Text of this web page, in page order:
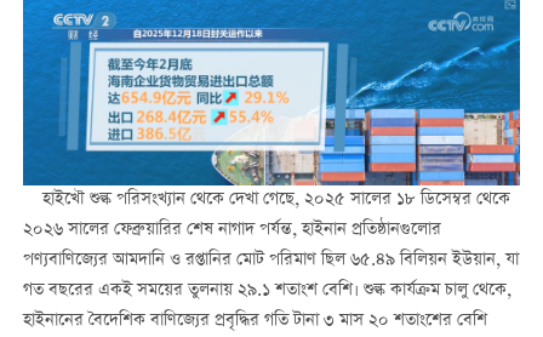
হাইখৌ শুল্ক পরিসংখ্যান থেকে দেখা গেছে, ২০২৫ সালের ১৮ ডিসেম্বর থেকে
২০২৬ সালের ফেব্রুয়ারির শেষ নাগাদ পর্যন্ত, হাইনান প্রতিষ্ঠানগুলোর
পণ্যবাণিজ্যের আমদানি ও রপ্তানির মোট পরিমাণ ছিল ৬৫.৪৯ বিলিয়ন ইউয়ান, যা
গত বছরের একই সময়ের তুলনায় ২৯.১ শতাংশ বেশি। শুল্ক কার্যক্রম চালু থেকে,
হাইনানের বৈদেশিক বাণিজ্যের প্রবৃদ্ধির গতি টানা ৩ মাস ২০ শতাংশের বেশি